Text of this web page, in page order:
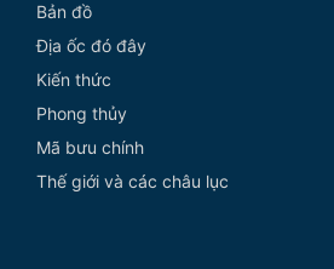
Bản đồ
Địa ốc đó đây
Kiến thức
Phong thủy
Mã bưu chính
Thế giới và các châu lục